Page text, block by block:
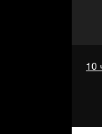
10